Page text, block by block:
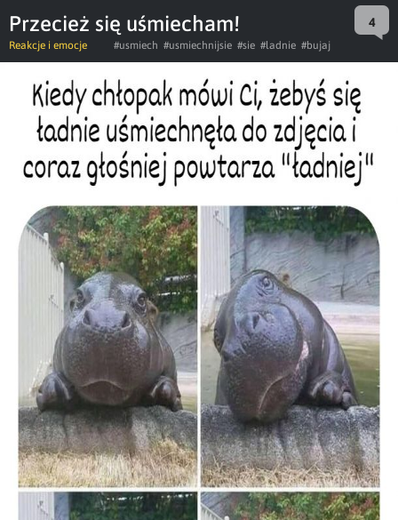
Przecież się uśmiecham! 4
Reakcje i emocje #usmiech #usmiechnijsie #sie #ladnie #bujaj